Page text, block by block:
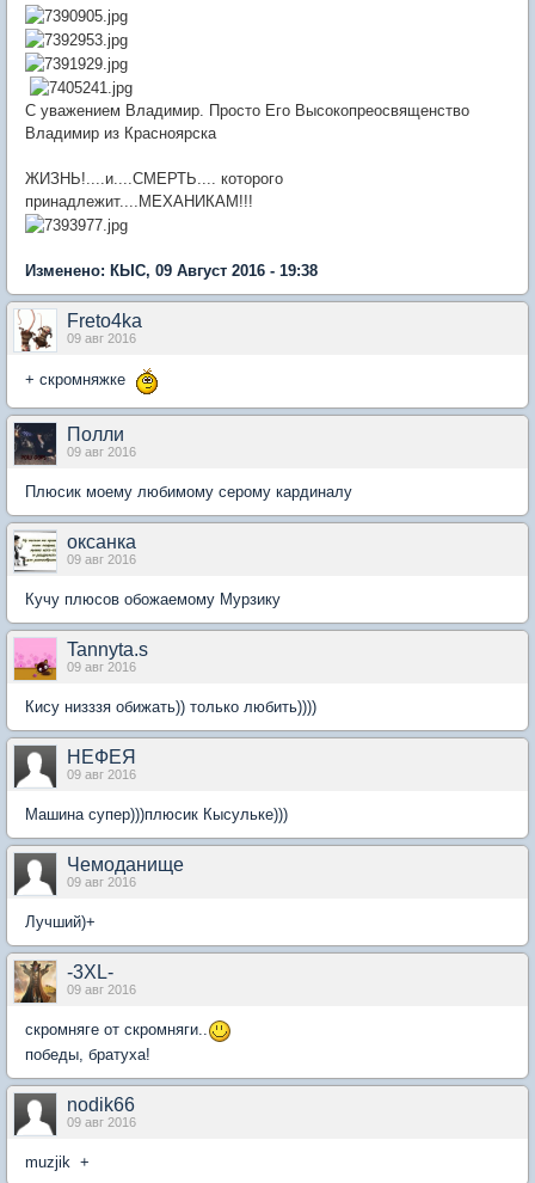
С уважением Владимир. Просто Его Высокопреосвященство
Владимир из Красноярска
ЖИЗНЬ!....и....СМЕРТЬ.... которого
принадлежит....МЕХАНИКАМ!!!
Изменено: КЫС, 09 Август 2016 - 19:38
Freto4ka
09 авг 2016
+ скромняжке
Полли
09 авг 2016
Плюсик моему любимому серому кардиналу
оксанка
09 авг 2016
Кучу плюсов обожаемому Мурзику
Tannyta.s
09 авг 2016
Кису низззя обижать)) только любить))))
НЕФЕЯ
09 авг 2016
Машина супер)))плюсик Кысульке)))
Чемоданище
09 авг 2016
Лучший)+
-3XL-
09 авг 2016
скромняге от скромняги..
победы, братуха!
nodik66
09 авг 2016
muzjik +